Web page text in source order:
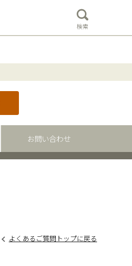
検索
お問い合わせ
よくあるご質問トップに戻る